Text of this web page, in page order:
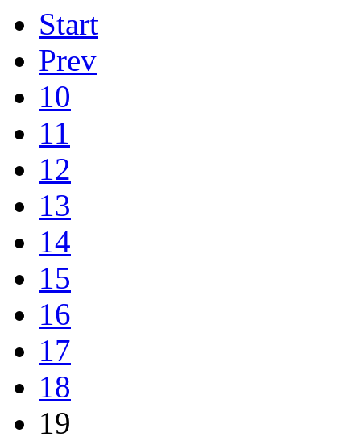
Start
Prev
10
11
12
13
14
15
16
17
18
19